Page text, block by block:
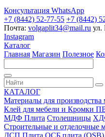
Консультация WhatsApp
+7 (8442) 52-77-55 +7 (8442)
Почта: volgaplit34@mail.ru ул.
Instagram
Каталог
Главная Магазин Полезное
КАТАЛОГ
Материалы для производства
Клей для мебели и Кромки
МДФ Плита Столешницы
Строительные и отделочные
ДСП Плита ОСБ плита (OSB)